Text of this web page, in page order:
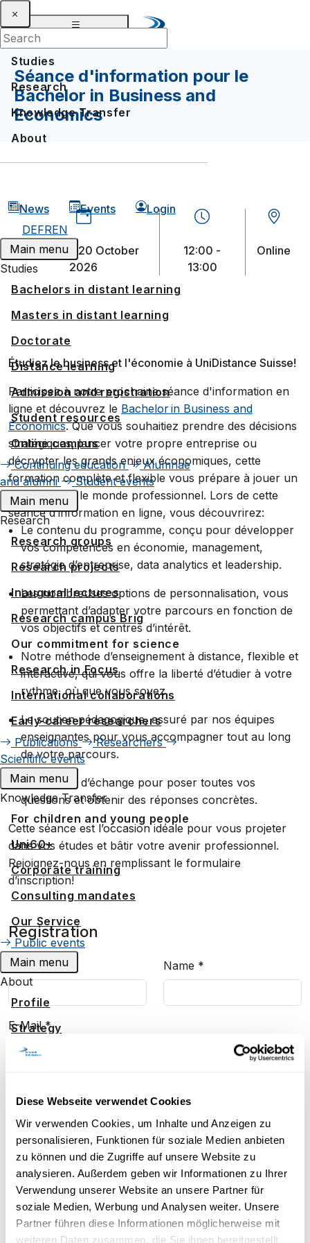
Diese Webseite verwendet Cookies
Wir verwenden Cookies, um Inhalte und Anzeigen zu
personalisieren, Funktionen für soziale Medien anbieten
zu können und die Zugriffe auf unsere Website zu
analysieren. Außerdem geben wir Informationen zu Ihrer
Verwendung unserer Website an unsere Partner für
soziale Medien, Werbung und Analysen weiter. Unsere
Partner führen diese Informationen möglicherweise mit
weiteren Daten zusammen, die Sie ihnen bereitgestellt
Studies
Research
Knowledge Transfer
About
News Events
Login
DEFREN
Main menu
Studies
Bachelors in distant learning
Masters in distant learning
Doctorate
Distance learning
Admission and registration
Student resources
Online campus
Continuing education
Alumnae
and alumni
Student events
Main menu
Research
Research groups
Research projects
Inaugural lectures
Research campus Brig
Our commitment for science
Research in Focus
International collaborations
Early-career researchers
Publications
Researchers
Scientific events
Main menu
Knowledge Transfer
For children and young people
Uni60+
Corporate training
Consulting mandates
Our Service
Public events
Main menu
About
Profile
Strategy
Recognised Qualifications
Work at UniDistance Suisse
Faculty
Faculty of Psychology
Faculty of Business and
Economics
Faculty of History
Séance d'information pour le
Bachelor in Business and
Economics
Tuesday, 20 October
2026
12:00 -
13:00
Online
Étudiez le business et l'économie à UniDistance Suisse!
Participez à notre prochaine séance d'information en
ligne et découvrez le Bachelor in Business and
Economics. Que vous souhaitiez prendre des décisions
stratégiques, lancer votre propre entreprise ou
décrypter les grands enjeux économiques, cette
formation complète et flexible vous prépare à jouer un
rôle clé dans le monde professionnel. Lors de cette
séance d’information en ligne, vous découvrirez:
Le contenu du programme, conçu pour développer
vos compétences en économie, management,
stratégie d’entreprise, data analytics et leadership.
Les nombreuses options de personnalisation, vous
permettant d’adapter votre parcours en fonction de
vos objectifs et centres d’intérêt.
Notre méthode d’enseignement à distance, flexible et
interactive, qui vous offre la liberté d’étudier à votre
rythme, où que vous soyez.
Le soutien pédagogique, assuré par nos équipes
enseignantes pour vous accompagner tout au long
de votre parcours.
Un espace d’échange pour poser toutes vos
questions et obtenir des réponses concrètes.
Cette séance est l’occasion idéale pour vous projeter
dans vos études et bâtir votre avenir professionnel.
Rejoignez-nous en remplissant le formulaire
d’inscription!
Registration
Firstname* Name *
E-Mail*
More events